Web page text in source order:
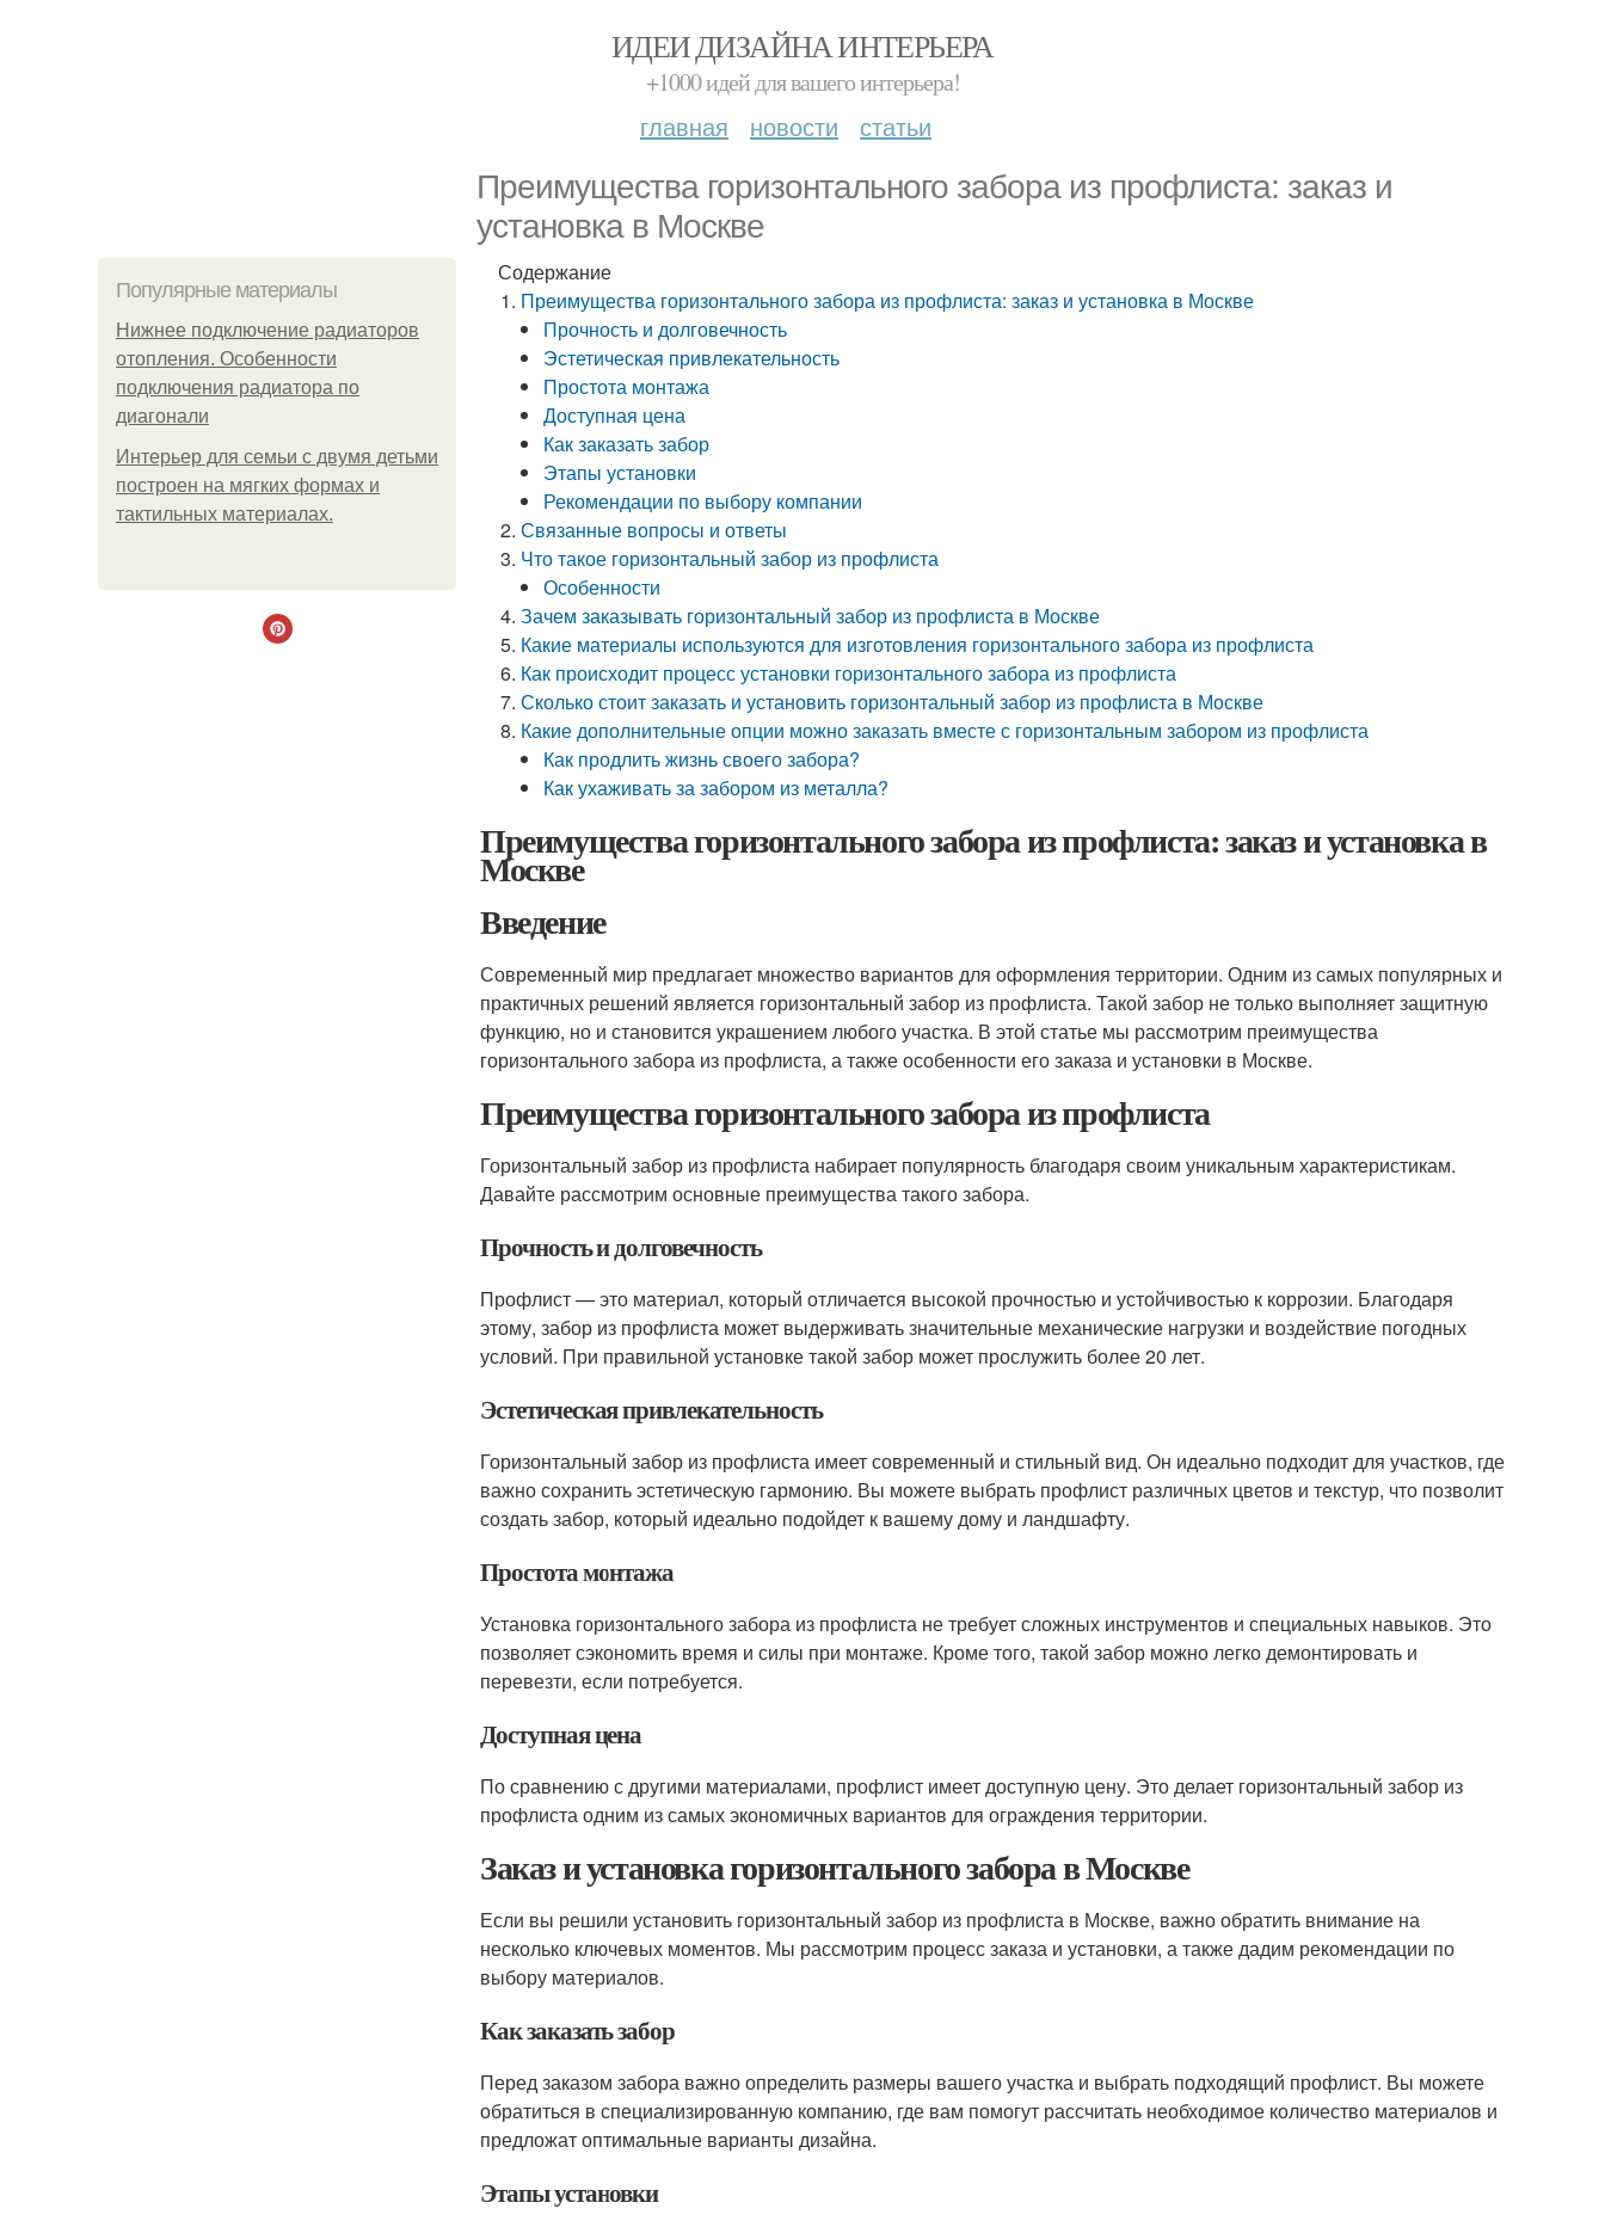
ИДЕИ ДИЗАЙНА ИНТЕРЬЕРА
+1000 идей для вашего интерьера!
главная новости статьи
Преимущества горизонтального забора из профлиста: заказ и
установка в Москве
Популярные материалы
Нижнее подключение радиаторов
отопления. Особенности
подключения радиатора по
диагонали
Интерьер для семьи с двумя детьми
построен на мягких формах и
тактильных материалах.
Содержание
Преимущества горизонтального забора из профлиста: заказ и установка в Москве
Прочность и долговечность
Эстетическая привлекательность
Простота монтажа
Доступная цена
Как заказать забор
Этапы установки
Рекомендации по выбору компании
Связанные вопросы и ответы
Что такое горизонтальный забор из профлиста
Особенности
Зачем заказывать горизонтальный забор из профлиста в Москве
Какие материалы используются для изготовления горизонтального забора из профлиста
Как происходит процесс установки горизонтального забора из профлиста
Сколько стоит заказать и установить горизонтальный забор из профлиста в Москве
Какие дополнительные опции можно заказать вместе с горизонтальным забором из профлиста
Как продлить жизнь своего забора?
Как ухаживать за забором из металла?
Преимущества горизонтального забора из профлиста: заказ и установка в
Москве
Введение
Современный мир предлагает множество вариантов для оформления территории. Одним из самых популярных и
практичных решений является горизонтальный забор из профлиста. Такой забор не только выполняет защитную
функцию, но и становится украшением любого участка. В этой статье мы рассмотрим преимущества
горизонтального забора из профлиста, а также особенности его заказа и установки в Москве.
Преимущества горизонтального забора из профлиста
Горизонтальный забор из профлиста набирает популярность благодаря своим уникальным характеристикам.
Давайте рассмотрим основные преимущества такого забора.
Прочность и долговечность
Профлист — это материал, который отличается высокой прочностью и устойчивостью к коррозии. Благодаря
этому, забор из профлиста может выдерживать значительные механические нагрузки и воздействие погодных
условий. При правильной установке такой забор может прослужить более 20 лет.
Эстетическая привлекательность
Горизонтальный забор из профлиста имеет современный и стильный вид. Он идеально подходит для участков, где
важно сохранить эстетическую гармонию. Вы можете выбрать профлист различных цветов и текстур, что позволит
создать забор, который идеально подойдет к вашему дому и ландшафту.
Простота монтажа
Установка горизонтального забора из профлиста не требует сложных инструментов и специальных навыков. Это
позволяет сэкономить время и силы при монтаже. Кроме того, такой забор можно легко демонтировать и
перевезти, если потребуется.
Доступная цена
По сравнению с другими материалами, профлист имеет доступную цену. Это делает горизонтальный забор из
профлиста одним из самых экономичных вариантов для ограждения территории.
Заказ и установка горизонтального забора в Москве
Если вы решили установить горизонтальный забор из профлиста в Москве, важно обратить внимание на
несколько ключевых моментов. Мы рассмотрим процесс заказа и установки, а также дадим рекомендации по
выбору материалов.
Как заказать забор
Перед заказом забора важно определить размеры вашего участка и выбрать подходящий профлист. Вы можете
обратиться в специализированную компанию, где вам помогут рассчитать необходимое количество материалов и
предложат оптимальные варианты дизайна.
Этапы установки